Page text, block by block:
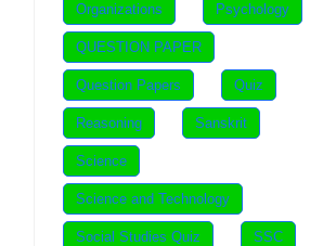
Organizations Psychology
QUESTION PAPER
Question Papers Quiz
Reasoning Sanskrit
Science
Science and Technology
Social Studies Quiz SSC